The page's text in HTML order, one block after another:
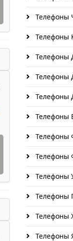
Телефоны
Телефоны
Телефоны
Телефоны
Телефоны
Телефоны
Телефоны
Телефоны
Телефоны
Телефоны
Телефоны
Телефоны